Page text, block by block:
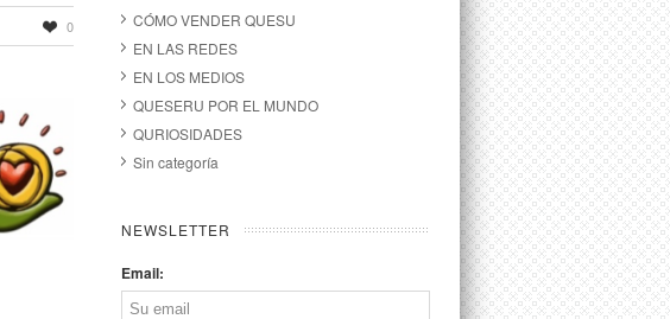
0
CÓMO VENDER QUESU
EN LAS REDES
EN LOS MEDIOS
QUESERU POR EL MUNDO
QURIOSIDADES
Sin categoría
NEWSLETTER
Email: